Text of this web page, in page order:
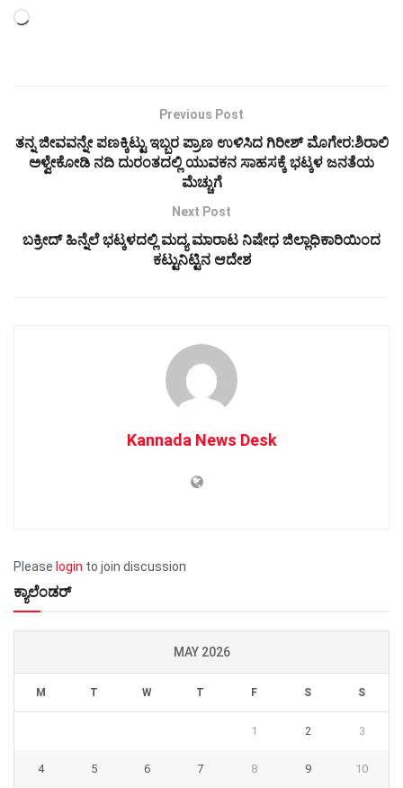
Loading…
Previous Post
ತನ್ನ ಜೀವವನ್ನೇ ಪಣಕ್ಕಿಟ್ಟು ಇಬ್ಬರ ಪ್ರಾಣ ಉಳಿಸಿದ ಗಿರೀಶ್ ಮೊಗೇರ:ಶಿರಾಲಿ
ಅಳ್ವೇಕೋಡಿ ನದಿ ದುರಂತದಲ್ಲಿ ಯುವಕನ ಸಾಹಸಕ್ಕೆ ಭಟ್ಕಳ ಜನತೆಯ
ಮೆಚ್ಚುಗೆ
Next Post
ಬಕ್ರೀದ್ ಹಿನ್ನೆಲೆ ಭಟ್ಕಳದಲ್ಲಿ ಮದ್ಯ ಮಾರಾಟ ನಿಷೇಧ ಜಿಲ್ಲಾಧಿಕಾರಿಯಿಂದ
ಕಟ್ಟುನಿಟ್ಟಿನ ಆದೇಶ
Kannada News Desk
Please login to join discussion
ಕ್ಯಾಲೆಂಡರ್
MAY 2026
M T W T F S S
1 2 3
4 5 6 7 8 9 10